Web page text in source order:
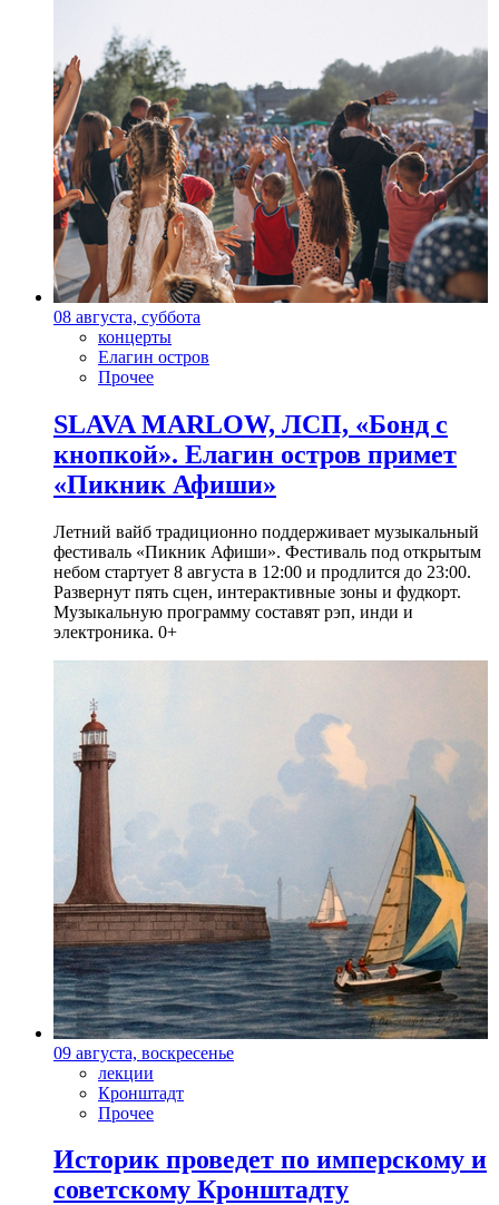
08 августа, суббота
концерты
Елагин остров
Прочее
SLAVA MARLOW, ЛСП, «Бонд с
кнопкой». Елагин остров примет
«Пикник Афиши»
Летний вайб традиционно поддерживает музыкальный
фестиваль «Пикник Афиши». Фестиваль под открытым
небом стартует 8 августа в 12:00 и продлится до 23:00.
Развернут пять сцен, интерактивные зоны и фудкорт.
Музыкальную программу составят рэп, инди и
электроника. 0+
09 августа, воскресенье
лекции
Кронштадт
Прочее
Историк проведет по имперскому и
советскому Кронштадту